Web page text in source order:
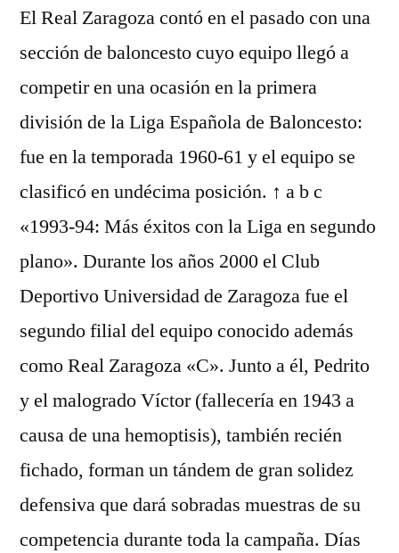
El Real Zaragoza contó en el pasado con una
sección de baloncesto cuyo equipo llegó a
competir en una ocasión en la primera
división de la Liga Española de Baloncesto:
fue en la temporada 1960-61 y el equipo se
clasificó en undécima posición. ↑ a b c
«1993-94: Más éxitos con la Liga en segundo
plano». Durante los años 2000 el Club
Deportivo Universidad de Zaragoza fue el
segundo filial del equipo conocido además
como Real Zaragoza «C». Junto a él, Pedrito
y el malogrado Víctor (fallecería en 1943 a
causa de una hemoptisis), también recién
fichado, forman un tándem de gran solidez
defensiva que dará sobradas muestras de su
competencia durante toda la campaña. Días